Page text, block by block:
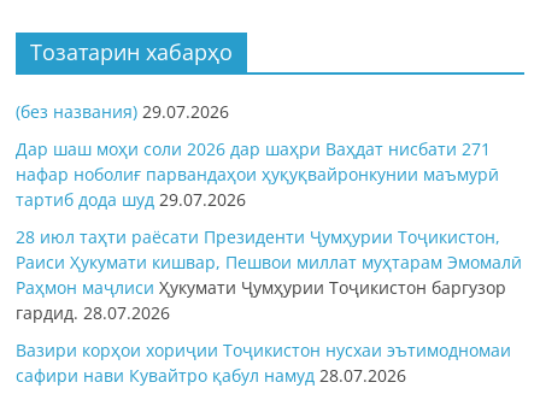
Тозатарин хабарҳо
(без названия) 29.07.2026
Дар шаш моҳи соли 2026 дар шаҳри Ваҳдат нисбати 271
нафар ноболиғ парвандаҳои ҳуқуқвайронкунии маъмурӣ
тартиб дода шуд 29.07.2026
28 июл таҳти раёсати Президенти Ҷумҳурии Тоҷикистон,
Раиси Ҳукумати кишвар, Пешвои миллат муҳтарам Эмомалӣ
Раҳмон маҷлисиҲукумати Ҷумҳурии Тоҷикистон баргузор
гардид.28.07.2026
Вазири корҳои хориҷии Тоҷикистон нусхаи эътимодномаи
сафири нави Кувайтро қабул намуд 28.07.2026